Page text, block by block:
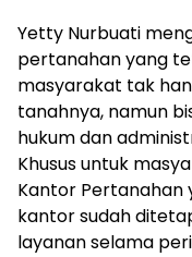
Yetty Nurbuati
pertanahan yang
masyarakat tak
tanahnya, namun
hukum dan
Khusus untuk
Kantor Pertanahan
kantor sudah
layanan selama